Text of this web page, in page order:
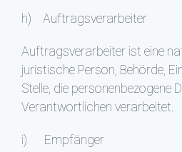
h) Auftragsverarbeiter
Auftragsverarbeiter ist eine
juristische Person, Behörde,
Stelle, die personenbezogene
Verantwortlichen verarbeitet.
i) Empfänger